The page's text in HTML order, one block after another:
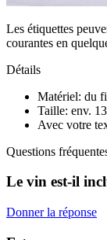
Les étiquettes
courantes en
Détails
Matériel: du
Taille: env.
Avec votre
Questions
Le vin est-il
Donner la réponse